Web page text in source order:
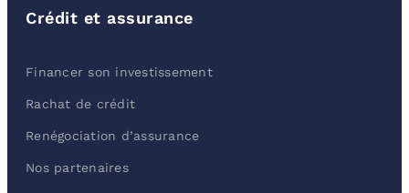
Crédit et assurance
Financer son investissement
Rachat de crédit
Renégociation d’assurance
Nos partenaires